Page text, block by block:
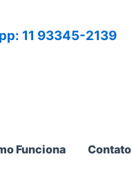
11 93345-2139
Funciona Contato